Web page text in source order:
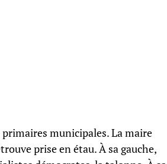
municipales. La maire
prise en étau. À sa gauche,